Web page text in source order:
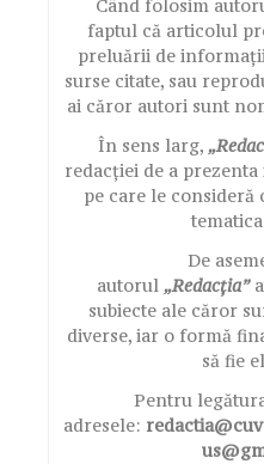
Când folosim
faptul că articolul
preluării de
surse citate, sau
ai căror autori sunt
În sens larg,
redacției de a
pe care le consideră
De
autorul „Redacția”
subiecte ale căror
diverse, iar o formă
să fie
Pentru
adresele: